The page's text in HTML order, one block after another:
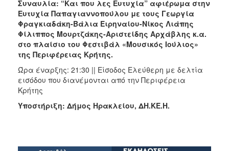
Συναυλία: “Και που λες Ευτυχία” αφιέρωμα στην
Ευτυχία Παπαγιαννοπούλου με τους Γεωργία
Φραγκιαδάκη-Βάλια Ειρηναίου-Νίκος Λιάπης
Φίλιππος Μουρτζάκης-Αριστείδης Αρχάβλης κ.α.
στο πλαίσιο του Φεστιβάλ «Μουσικός Ιούλιος»
της Περιφέρειας Κρήτης.
Ώρα έναρξης: 21:30 || Είσοδος Ελεύθερη με δελτία
εισόδου που διανέμονται από την Περιφέρεια
Κρήτης
Υποστήριξη: Δήμος Ηρακλείου, ΔΗ.ΚΕ.Η.